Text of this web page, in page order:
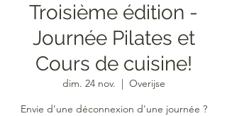
Troisième édition -
Journée Pilates et
Cours de cuisine!
dim. 24 nov.
  |
Overijse
Envie d'une déconnexion d'une journée ?